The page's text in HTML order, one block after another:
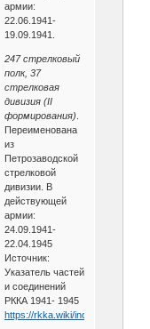
армии:
22.06.1941-
19.09.1941.
247 стрелковый
полк, 37
стрелковая
дивизия (II
формирования)
Переименована
из
Петрозаводской
стрелковой
дивизии. В
действующей
армии:
24.09.1941-
22.04.1945
Источник:
Указатель частей
и соединений
РККА 1941- 1945
https://rkka.wiki/index.php/